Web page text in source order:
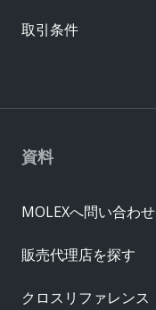
資料
MOLEXへ問い合わせ
販売代理店を探す
クロスリファレンス
取引条件